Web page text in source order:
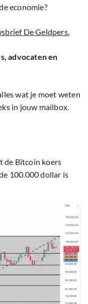
economie?
De Geldpers.
advocaten en
wat je moet weten
in jouw mailbox.
de Bitcoin koers
100.000 dollar is